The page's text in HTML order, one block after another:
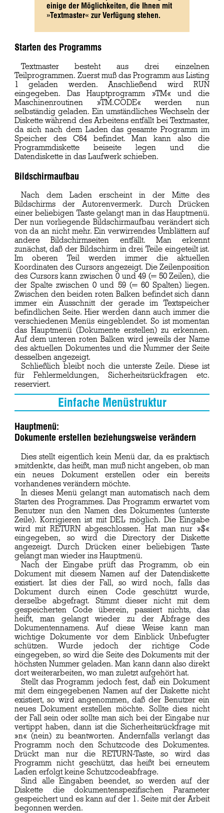
einige der Möglichkeiten, die Ihnen mit
»Textmaster« zur Verfügung stehen.
Starten des Programms
Textmaster besteht aus drei einzelnen
Teilprogrammen. Zuerst muß das Programm aus Listing
1 geladen werden. Anschließend wird RUN
eingegeben. Das Hauptprogramm »TM« und die
Maschinenroutinen »TM.CODE« werden nun
selbständig geladen. Ein umständliches Wechseln der
Diskette während des Arbeitens entfällt bei Textmaster,
da sich nach dem Laden das gesamte Programm im
Speicher des C64 befindet. Man kann also die
Programmdiskette beiseite legen und die
Datendiskette in das Laufwerk schieben.
Bildschirmaufbau
Nach dem Laden erscheint in der Mitte des
Bildschirms der Autorenvermerk. Durch Drücken
einer beliebigen Taste gelangt man in das Hauptmenü.
Der nun vorliegende Bildschirmaufbau verändert sich
von da an nicht mehr. Ein verwirrendes Umblättern auf
andere Bildschirmseiten entfällt. Man erkennt
zunächst, daß der Bildschirm in drei Teile eingeteilt ist.
Im oberen Teil werden immer die aktuellen
Koordinaten des Cursors angezeigt. Die Zeilenposition
des Cursors kann zwischen 0 und 49 (= 50 Zeilen), die
der Spalte zwischen 0 und 59 (= 60 Spalten) liegen.
Zwischen den beiden roten Balken befindet sich dann
immer ein Ausschnitt der gerade im Textspeicher
befindlichen Seite. Hier werden dann auch immer die
verschiedenen Menüs eingeblendet. So ist momentan
das Hauptmenü (Dokumente erstellen) zu erkennen.
Auf dem unteren roten Balken wird jeweils der Name
des aktuellen Dokumentes und die Nummer der Seite
desselben angezeigt.
Schließlich bleibt noch die unterste Zeile. Diese ist
für Fehlermeldungen, Sicherheitsrückfragen etc.
reserviert.
Einfache Menüstruktur
Hauptmenü:
Dokumente erstellen beziehungsweise verändern
Dies stellt eigentlich kein Menü dar, da es praktisch
»mitdenkt«, das heißt, man muß nicht angeben, ob man
ein neues Dokument erstellen oder ein bereits
vorhandenes verändern möchte.
In dieses Menü gelangt man automatisch nach dem
Starten des Programmes. Das Programm erwartet vom
Benutzer nun den Namen des Dokumentes (unterste
Zeile). Korrigieren ist mit DEL möglich. Die Eingabe
wird mit RETURN abgeschlossen. Hat man nur »$«
eingegeben, so wird die Directory der Diskette
angezeigt. Durch Drücken einer beliebigen Taste
gelangt man wieder ins Hauptmenü.
Nach der Eingabe prüft das Programm, ob ein
Dokument mit diesem Namen auf der Datendiskette
existiert. Ist dies der Fall, so wird noch, falls das
Dokument durch einen Code geschützt wurde,
derselbe abgefragt. Stimmt dieser nicht mit dem
gespeicherten Code überein, passiert nichts, das
heißt, man gelangt wieder zu der Abfrage des
Dokumentennamens. Auf diese Weise kann man
wichtige Dokumente vor dem Einblick Unbefugter
schützen. Wurde jedoch der richtige Code
eingegeben, so wird die Seite des Dokuments mit der
höchsten Nummer geladen. Man kann dann also direkt
dort weiterarbeiten, wo man zuletzt aufgehört hat.
Stellt das Programm jedoch fest, daß ein Dokument
mit dem eingegebenen Namen auf der Diskette nicht
existiert, so wird angenommen, daß der Benutzer ein
neues Dokument erstellen möchte. Sollte dies nicht
der Fall sein oder sollte man sich bei der Eingabe nur
vertippt haben, dann ist die Sicherheitsrückfrage mit
»n« (nein) zu beantworten. Andernfalls verlangt das
Programm noch den Schutzcode des Dokumentes.
Drückt man nur die RETURN-Taste, so wird das
Programm nicht geschützt, das heißt bei erneutem
Laden erfolgt keine Schutzcodeabfrage.
Sind alle Eingaben beendet, so werden auf der
Diskette die dokumentenspezifischen Parameter
gespeichert und es kann auf der 1. Seite mit der Arbeit
begonnen werden.